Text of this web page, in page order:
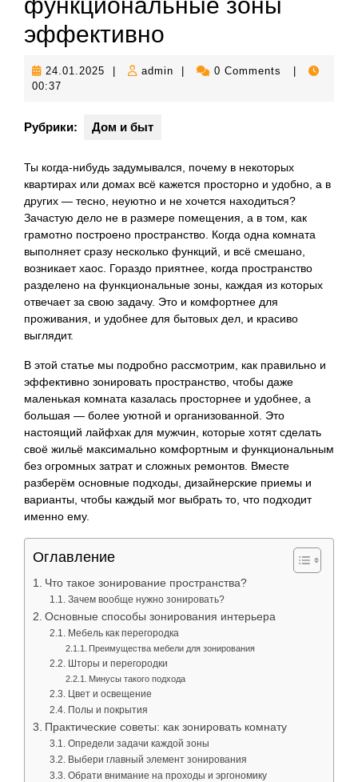
эффективно
24.01.2025 24.01.2025
admin admin 0 Comments
00:37
Рубрики: Дом и быт
Ты когда-нибудь задумывался, почему в некоторых
квартирах или домах всё кажется просторно и удобно, а в
других — тесно, неуютно и не хочется находиться?
Зачастую дело не в размере помещения, а в том, как
грамотно построено пространство. Когда одна комната
выполняет сразу несколько функций, и всё смешано,
возникает хаос. Гораздо приятнее, когда пространство
разделено на функциональные зоны, каждая из которых
отвечает за свою задачу. Это и комфортнее для
проживания, и удобнее для бытовых дел, и красиво
выглядит.
В этой статье мы подробно рассмотрим, как правильно и
эффективно зонировать пространство, чтобы даже
маленькая комната казалась просторнее и удобнее, а
большая — более уютной и организованной. Это
настоящий лайфхак для мужчин, которые хотят сделать
своё жильё максимально комфортным и функциональным
без огромных затрат и сложных ремонтов. Вместе
разберём основные подходы, дизайнерские приемы и
варианты, чтобы каждый мог выбрать то, что подходит
именно ему.
Оглавление
Что такое зонирование пространства?
Зачем вообще нужно зонировать?
Основные способы зонирования интерьера
Мебель как перегородка
Преимущества мебели для зонирования
Шторы и перегородки
Минусы такого подхода
Цвет и освещение
Полы и покрытия
Практические советы: как зонировать комнату
Определи задачи каждой зоны
Выбери главный элемент зонирования
Обрати внимание на проходы и эргономику